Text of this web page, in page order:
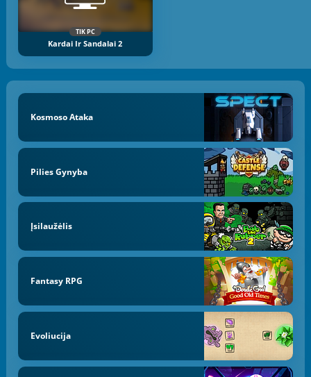
TIK PC
Kardai Ir Sandalai 2
Kosmoso Ataka
Pilies Gynyba
Įsilaužėlis
Fantasy RPG
Evoliucija